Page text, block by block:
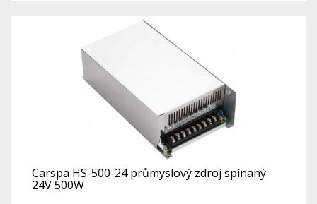
Carspa HS-500-24 průmyslový zdroj spínaný
24V 500W